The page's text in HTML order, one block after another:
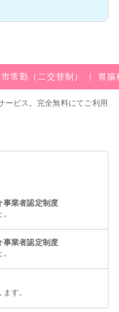
常勤（二交替制） ｜ 胃
ービス。完全無料にてご利用
事業者認定制度
事業者認定制度
す。